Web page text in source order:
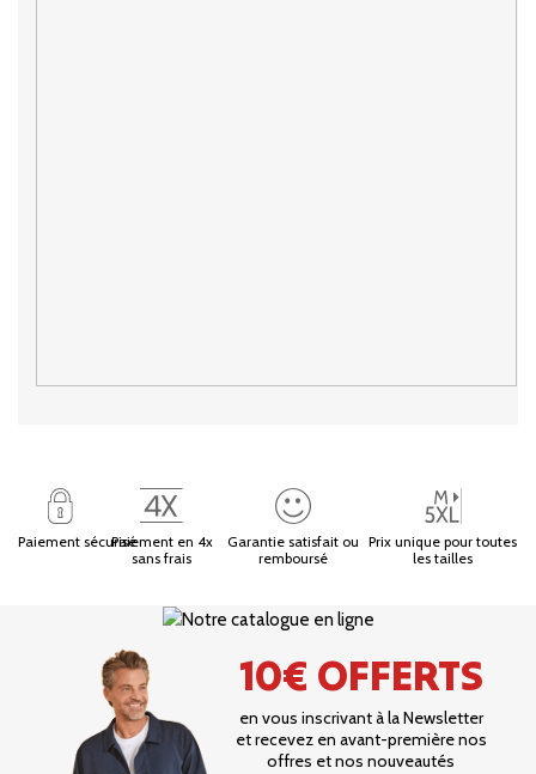
Paiement sécuriséPaiement en 4x
sans frais
Garantie satisfait ou
remboursé
Prix unique pour toutes
les tailles
10€ OFFERTS
en vous inscrivant à la Newsletter
et recevez en avant-première nos
offres et nos nouveautés